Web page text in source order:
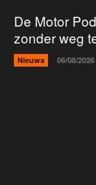
De Motor
zonder weg
Nieuws 06/08/2026